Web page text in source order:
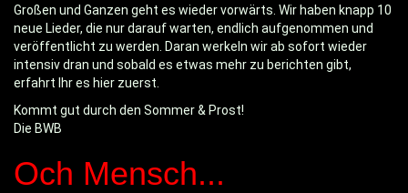
Großen und Ganzen geht es wieder vorwärts. Wir haben knapp 10
neue Lieder, die nur darauf warten, endlich aufgenommen und
veröffentlicht zu werden. Daran werkeln wir ab sofort wieder
intensiv dran und sobald es etwas mehr zu berichten gibt,
erfahrt Ihr es hier zuerst.
Kommt gut durch den Sommer & Prost!
Die BWB
Och Mensch...